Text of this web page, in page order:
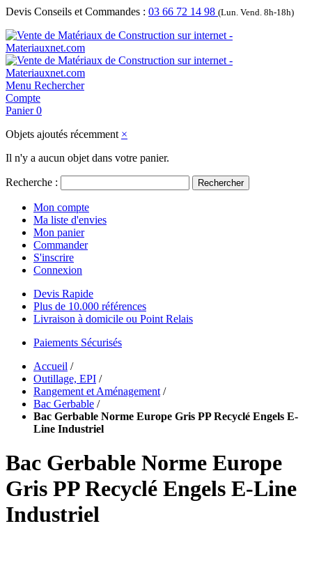
Devis Conseils et Commandes : 03 66 72 14 98 (Lun. Vend. 8h-18h)
Menu Rechercher
Compte
Panier 0
Objets ajoutés récemment ×
Il n'y a aucun objet dans votre panier.
Recherche : Rechercher
Mon compte
Ma liste d'envies
Mon panier
Commander
S'inscrire
Connexion
Devis Rapide
Plus de 10.000 références
Livraison à domicile ou Point Relais
Paiements Sécurisés
Accueil /
Outillage, EPI /
Rangement et Aménagement /
Bac Gerbable /
Bac Gerbable Norme Europe Gris PP Recyclé Engels E-
Line Industriel
Bac Gerbable Norme Europe
Gris PP Recyclé Engels E-Line
Industriel